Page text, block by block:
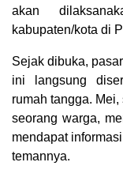
akan
kabupaten/kota di
Sejak dibuka,
ini langsung
rumah tangga. Mei,
seorang warga,
mendapat
temannya.